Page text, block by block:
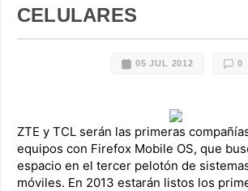
CELULARES
05 JUL 2012 0
ZTE y TCL serán las primeras
equipos con Firefox Mobile OS, que
espacio en el tercer pelotón de
móviles. En 2013 estarán listos los